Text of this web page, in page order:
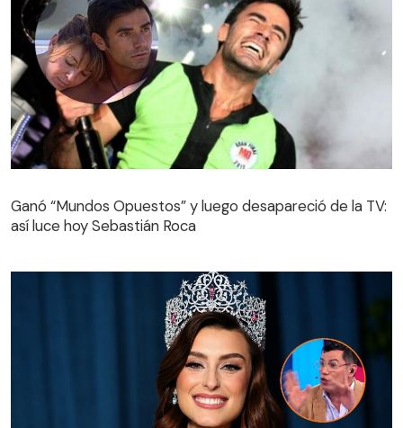
Ganó “Mundos Opuestos” y luego desapareció de la TV:
así luce hoy Sebastián Roca